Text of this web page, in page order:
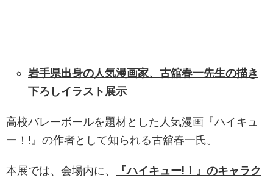
岩手県出身の人気漫画家、古舘春一先生の描き
下ろしイラスト展示
高校バレーボールを題材とした人気漫画『ハイキュ
ー！!』の作者として知られる古舘春一氏。
本展では、会場内に、
『ハイキュー!！』のキャラク